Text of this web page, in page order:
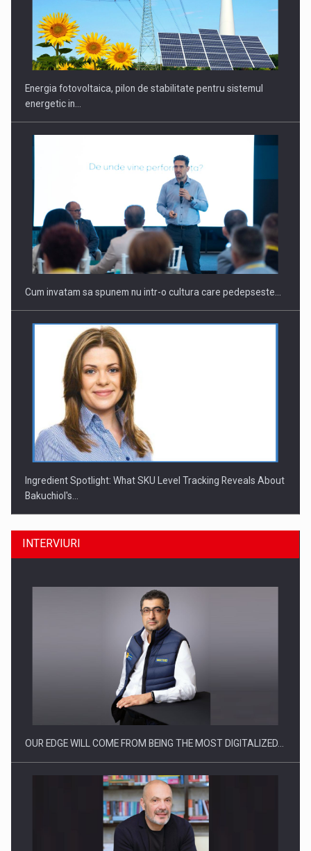
CEO Conference - Shaping The Future - Technology and…
Webinar - Business Evolution-RETHINK STRATEGY-Finantare
Investitii Digitalizare
Energia fotovoltaica, pilon de stabilitate pentru sistemul
energetic in…
Cum invatam sa spunem nu intr-o cultura care pedepseste…
Ingredient Spotlight: What SKU Level Tracking Reveals About
Bakuchiol's…
Producatorii si comerciantii care nu se supun noilor
INTERVIURI
OUR EDGE WILL COME FROM BEING THE MOST DIGITALIZED…